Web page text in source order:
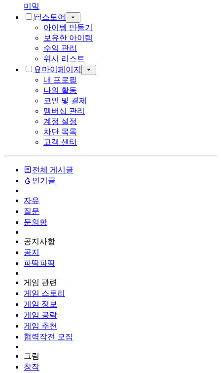
미밐
스토어
아이템 만들기
보유한 아이템
수익 관리
위시 리스트
마이페이지
내 프로필
나의 활동
코인 및 결제
멤버십 관리
계정 설정
차단 목록
고객 센터
전체 게시글
인기글
자유
질문
문의함
공지사항
공지
파딱파딱
게임 관련
게임 스토리
게임 정보
게임 공략
게임 추천
협력작전 모집
그림
창작